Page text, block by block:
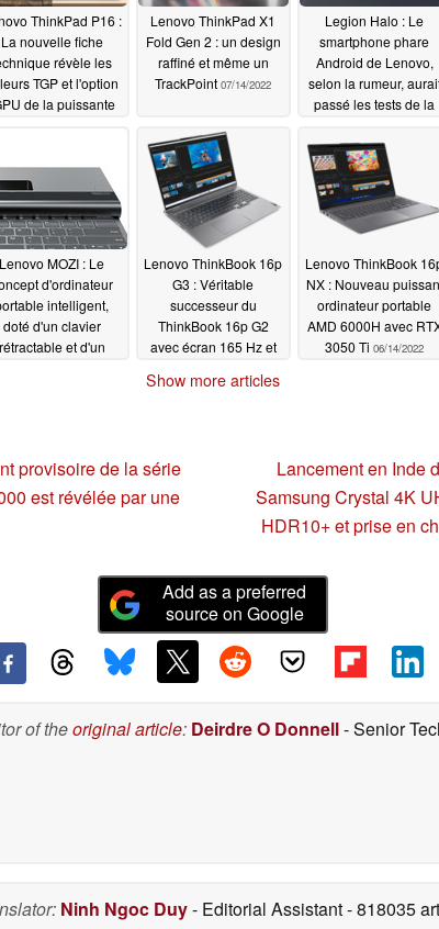
ThinkPad P16 :
La nouvelle fiche
révèle les
TGP et l'option
de la puissante
Lenovo ThinkPad X1
Fold Gen 2 : un design
raffiné et même un
TrackPoint 07/14/2022
Legion Halo : Le
smartphone phare
Android de Lenovo,
selon la rumeur,
passé les tests de la
lancement07/02/2022
Lenovo MOZI : Le
d'ordinateur
intelligent,
doté d'un clavier
rétractable et d'un
Lenovo ThinkBook 16p
G3 : Véritable
successeur du
ThinkBook 16p G2
avec écran 165 Hz et
Lenovo ThinkBook
NX : Nouveau
ordinateur portable
AMD 6000H avec
3050 Ti 06/14/2022
Show more articles
provisoire de la série
est révélée par une
Lancement en Inde
Samsung Crystal 4K
HDR10+ et prise en
Add as a preferred
source on Google
of theoriginal article: Deirdre O Donnell- Senior
Ninh Ngoc Duy- Editorial Assistant- 818035